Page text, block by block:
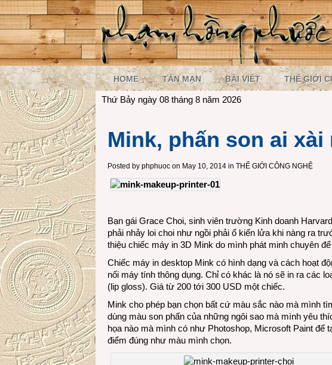
HOME TẢN MẠN BÀI VIẾT THẾ GIỚI
Thứ Bảy ngày 08 tháng 8 năm 2026
Mink, phấn son ai xài
Posted by phphuoc on May 10, 2014 in THẾ GIỚI CÔNG NGHỆ
Bạn gái Grace Choi, sinh viên trường Kinh doanh
phải nhảy loi choi như ngồi phải ổ kiến lửa khi nàng ra
thiệu chiếc máy in 3D Mink do mình phát minh chuyên
Chiếc máy in desktop Mink có hình dạng và cách hoạt
nối máy tính thông dụng. Chỉ có khác là nó sẽ in ra các
(lip gloss). Giá từ 200 tới 300 USD một chiếc.
Mink cho phép bạn chọn bất cứ màu sắc nào mà mình
dùng màu son phấn của những ngôi sao mà mình yêu
họa nào mà mình có như Photoshop, Microsoft Paint để
điểm đúng như màu mình chọn.